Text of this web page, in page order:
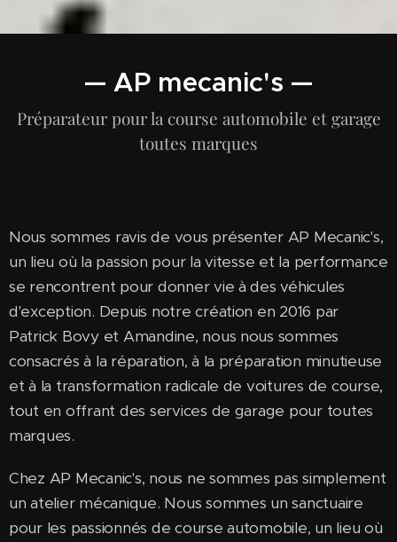
— AP mecanic's —
Préparateur pour la course automobile et garage
toutes marques
Nous sommes ravis de vous présenter AP Mecanic's,
un lieu où la passion pour la vitesse et la performance
se rencontrent pour donner vie à des véhicules
d'exception. Depuis notre création en 2016 par
Patrick Bovy et Amandine, nous nous sommes
consacrés à la réparation, à la préparation minutieuse
et à la transformation radicale de voitures de course,
tout en offrant des services de garage pour toutes
marques.
Chez AP Mecanic's, nous ne sommes pas simplement
un atelier mécanique. Nous sommes un sanctuaire
pour les passionnés de course automobile, un lieu où